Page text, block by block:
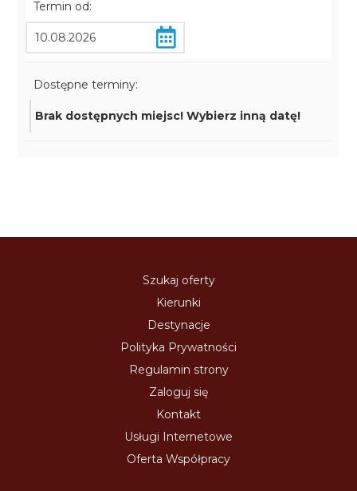
Termin od:
Dostępne terminy:
Brak dostępnych miejsc! Wybierz inną datę!
Szukaj oferty
Kierunki
Destynacje
Polityka Prywatności
Regulamin strony
Zaloguj się
Kontakt
Usługi Internetowe
Oferta Współpracy